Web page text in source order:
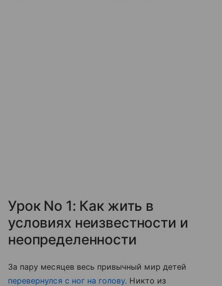
Урок No 1: Как жить в
условиях неизвестности и
неопределенности
За пару месяцев весь привычный мир детей
перевернулся с ног на голову. Никто из